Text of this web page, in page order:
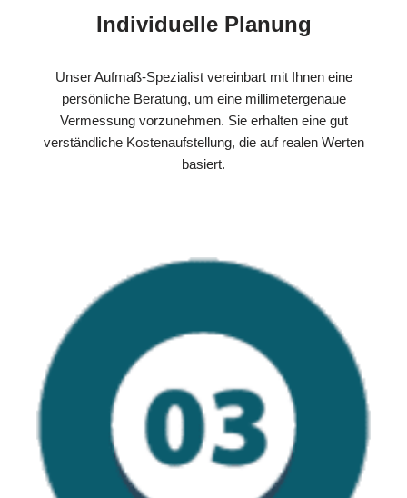
Individuelle Planung
Unser Aufmaß-Spezialist vereinbart mit Ihnen eine
persönliche Beratung, um eine millimetergenaue
Vermessung vorzunehmen. Sie erhalten eine gut
verständliche Kostenaufstellung, die auf realen Werten
basiert.